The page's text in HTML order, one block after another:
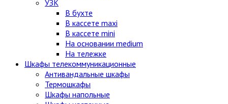
УЗК
В бухте
В кассете maxi
В кассете mini
На основании medium
На тележке
Шкафы телекоммуникационные
Антивандальные шкафы
Термошкафы
Шкафы напольные